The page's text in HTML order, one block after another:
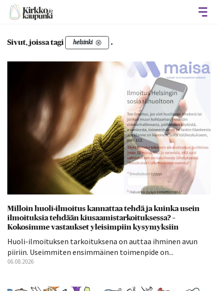
Sivut, joissa tagi helsinki .
Milloin huoli-ilmoitus kannattaa tehdä ja kuinka usein
ilmoituksia tehdään kiusaamistarkoituksessa? –
Kokosimme vastaukset yleisimpiin kysymyksiin
Huoli-ilmoituksen tarkoituksena on auttaa ihminen avun
piiriin. Useimmiten ensimmäinen toimenpide on...
06.08.2026